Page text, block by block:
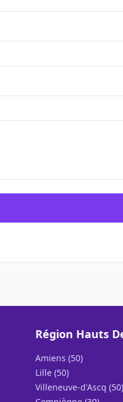
Région Hauts
Amiens (50)
Lille (50)
Villeneuve-d'Ascq (50)